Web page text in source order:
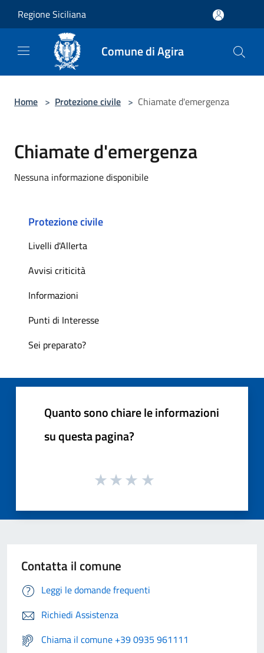
Regione Siciliana
Comune di Agira
Home > Protezione civile > Chiamate d'emergenza
Chiamate d'emergenza
Nessuna informazione disponibile
Protezione civile
Livelli d'Allerta
Avvisi criticità
Informazioni
Punti di Interesse
Sei preparato?
Quanto sono chiare le informazioni
su questa pagina?
Contatta il comune
Leggi le domande frequenti
Richiedi Assistenza
Chiama il comune +39 0935 961111